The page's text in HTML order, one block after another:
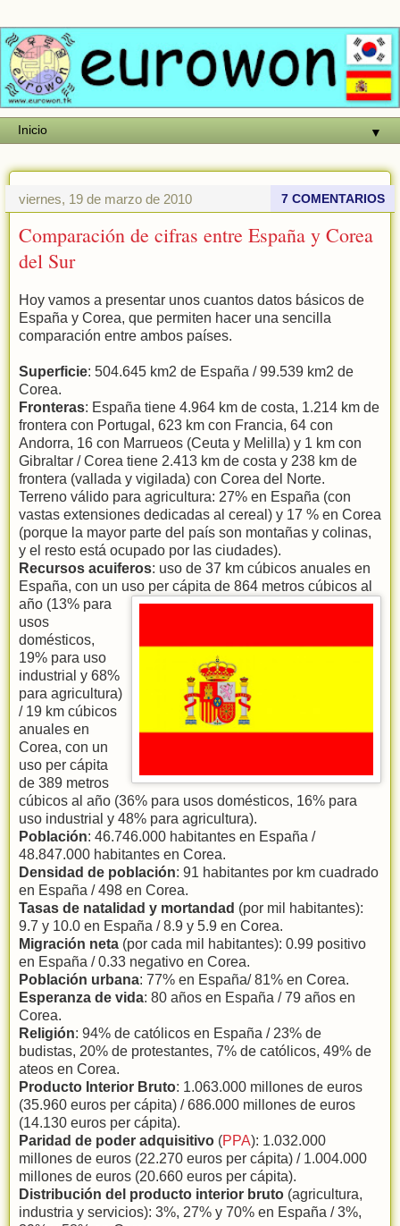
▼
viernes, 19 de marzo de 2010 7 COMENTARIOS
Comparación de cifras entre España y Corea
del Sur
Hoy vamos a presentar unos cuantos datos básicos de
España y Corea, que permiten hacer una sencilla
comparación entre ambos países.
Superficie: 504.645 km2 de España / 99.539 km2 de
Corea.
Fronteras: España tiene 4.964 km de costa, 1.214 km de
frontera con Portugal, 623 km con Francia, 64 con
Andorra, 16 con Marrueos (Ceuta y Melilla) y 1 km con
Gibraltar / Corea tiene 2.413 km de costa y 238 km de
frontera (vallada y vigilada) con Corea del Norte.
Terreno válido para agricultura: 27% en España (con
vastas extensiones dedicadas al cereal) y 17 % en Corea
(porque la mayor parte del país son montañas y colinas,
y el resto está ocupado por las ciudades).
Recursos acuiferos: uso de 37 km cúbicos anuales en
España, con un uso per cápita de 864 metros cúbicos al
año (13% para
usos
domésticos,
19% para uso
industrial y 68%
para agricultura)
/ 19 km cúbicos
anuales en
Corea, con un
uso per cápita
de 389 metros
cúbicos al año (36% para usos domésticos, 16% para
uso industrial y 48% para agricultura).
Población: 46.746.000 habitantes en España /
48.847.000 habitantes en Corea.
Densidad de población: 91 habitantes por km cuadrado
en España / 498 en Corea.
Tasas de natalidad y mortandad (por mil habitantes):
9.7 y 10.0 en España / 8.9 y 5.9 en Corea.
Migración neta (por cada mil habitantes): 0.99 positivo
en España / 0.33 negativo en Corea.
Población urbana: 77% en España/ 81% en Corea.
Esperanza de vida: 80 años en España / 79 años en
Corea.
Religión: 94% de católicos en España / 23% de
budistas, 20% de protestantes, 7% de católicos, 49% de
ateos en Corea.
Producto Interior Bruto: 1.063.000 millones de euros
(35.960 euros per cápita) / 686.000 millones de euros
(14.130 euros per cápita).
Paridad de poder adquisitivo (PPA): 1.032.000
millones de euros (22.270 euros per cápita) / 1.004.000
millones de euros (20.660 euros per cápita).
Distribución del producto interior bruto (agricultura,
industria y servicios): 3%, 27% y 70% en España / 3%,